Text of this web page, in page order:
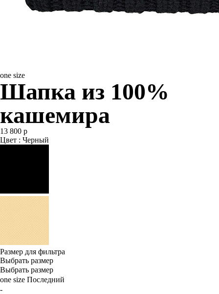
one size
Шапка из 100%
кашемира
13 800 р
Цвет : Черный
Размер для фильтра
Выбрать размер
Выбрать размер
one size Последний
-